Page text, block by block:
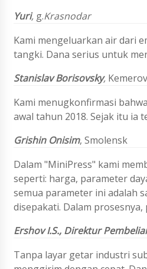
Yuri, g.Krasnodar
Kami mengeluarkan air dari
tangki. Dana serius untuk
Stanislav Borisovsky,
Kami menugkonfirmasi
awal tahun 2018. Sejak itu ia
Grishin Onisim, Smolensk
Dalam "MiniPress" kami
seperti: harga, parameter
semua parameter ini adalah
disepakati. Dalam
Ershov I.S., Direktur
Tanpa layar getar industri